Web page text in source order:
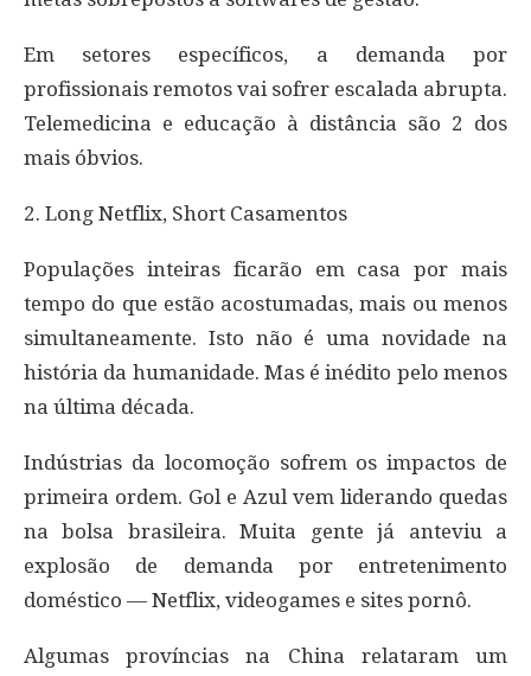
Em setores específicos, a demanda por
profissionais remotos vai sofrer escalada abrupta.
Telemedicina e educação à distância são 2 dos
mais óbvios.
2. Long Netflix, Short Casamentos
Populações inteiras ficarão em casa por mais
tempo do que estão acostumadas, mais ou menos
simultaneamente. Isto não é uma novidade na
história da humanidade. Mas é inédito pelo menos
na última década.
Indústrias da locomoção sofrem os impactos de
primeira ordem. Gol e Azul vem liderando quedas
na bolsa brasileira. Muita gente já anteviu a
explosão de demanda por entretenimento
doméstico — Netflix, videogames e sites pornô.
Algumas províncias na China relataram um